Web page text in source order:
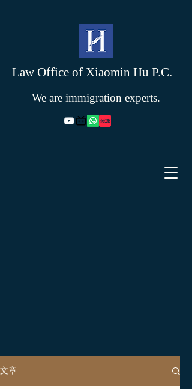
Law Office of Xiaomin Hu P.C.
We are immigration experts.
文章